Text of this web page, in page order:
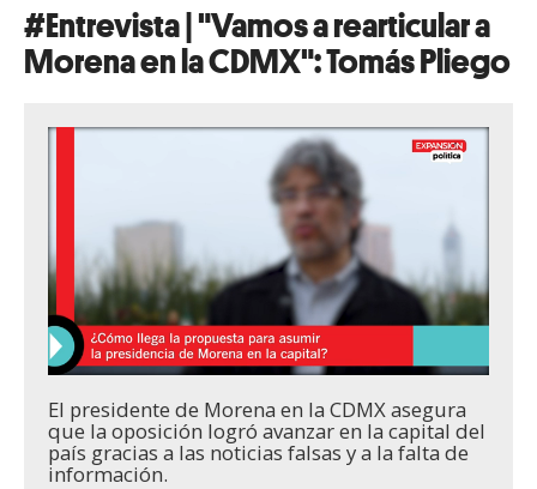
#Entrevista | "Vamos a rearticular a
Morena en la CDMX": Tomás Pliego
Unmute Loaded:
13.75%
El presidente de Morena en la CDMX asegura
que la oposición logró avanzar en la capital del
país gracias a las noticias falsas y a la falta de
información.